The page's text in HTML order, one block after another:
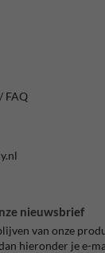
FAQ
nieuwsbrief
van onze
hieronder je e-